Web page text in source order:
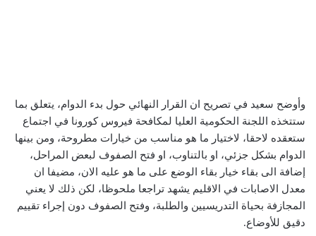
وأوضح سعيد في تصريح ان القرار النهائي حول بدء الدوام، يتعلق بما
ستتخذه اللجنة الحكومية العليا لمكافحة فيروس كورونا في اجتماع
ستعقده لاحقا، لاختيار ما هو مناسب من خيارات مطروحة، ومن بينها
الدوام بشكل جزئي، او بالتناوب، او فتح الصفوف لبعض المراحل،
إضافة الى بقاء خيار بقاء الوضع على ما هو عليه الان، مضيفا ان
معدل الاصابات في الاقليم يشهد تراجعا ملحوظا، لكن ذلك لا يعني
المجازفة بحياة التدريسيين والطلبة، وفتح الصفوف دون إجراء تقييم
دقيق للأوضاع.